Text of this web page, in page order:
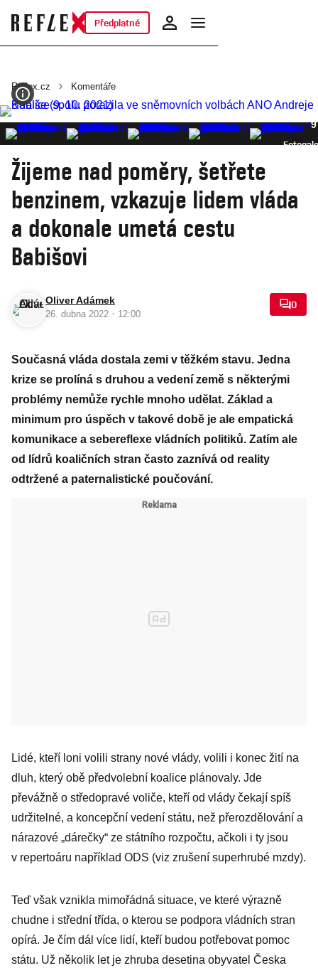
Předplatné
Reflex.cz Komentáře
9
Žijeme nad poměry, šetřete
benzinem, vzkazuje lidem vláda
a dokonale umetá cestu
Babišovi
Oliver Adámek
26. dubna 2022 · 12:00
0
Současná vláda dostala zemi v těžkém stavu. Jedna
krize se prolíná s druhou a vedení země s některými
problémy nemůže rychle mnoho udělat. Základ a
minimum pro úspěch v takové době je ale empatická
komunikace a sebereflexe vládních politiků. Zatím ale
od lídrů koaličních stran často zaznívá od reality
odtržené a paternalistické poučování.
Lidé, kteří loni volili strany nové vlády, volili i konec žití na
dluh, který obě předvolební koalice plánovaly. Jde
převážně o středopravé voliče, kteří od vlády čekají spíš
udržitelné, a koncepční vedení státu, než přerozdělování a
nárazové „dárečky“ ze státního rozpočtu, ačkoli i ty jsou
v repertoáru například ODS (viz zrušení superhrubé mzdy).
Teď však vznikla mimořádná situace, ve které výrazně
chudne i střední třída, o kterou se podpora vládních stran
opírá. Je čím dál více lidí, kteří budou potřebovat pomoc
státu. Už několik let je zhruba desetina obyvatel Česka